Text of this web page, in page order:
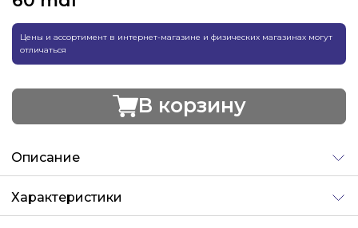
Цены и ассортимент в интернет-магазине и физических магазинах могут
отличаться
В корзину
Описание
Характеристики